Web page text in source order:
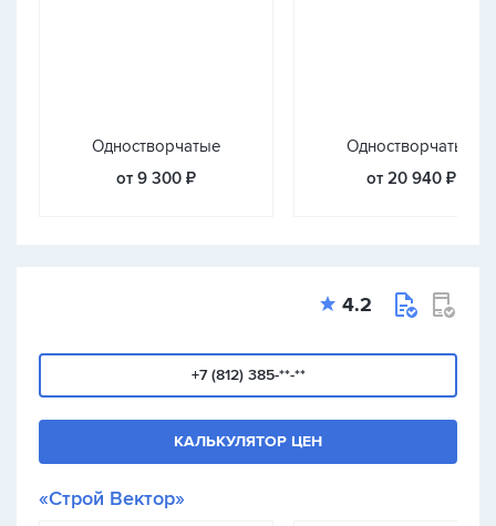
Одностворчатые
от 9 300 ₽
Одностворчатые
от 20 940 ₽
4.2
+7 (812) 385-**-**
КАЛЬКУЛЯТОР ЦЕН
«Строй Вектор»